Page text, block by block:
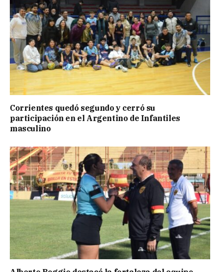
Corrientes quedó segundo y cerró su
participación en el Argentino de Infantiles
masculino